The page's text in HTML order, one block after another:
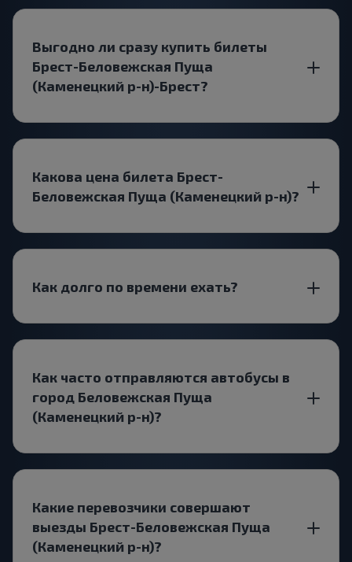
Выгодно ли сразу купить билеты
Брест-Беловежская Пуща
(Каменецкий р-н)-Брест?
Какова цена билета Брест-
Беловежская Пуща (Каменецкий р-н)?
Как долго по времени ехать?
Как часто отправляются автобусы в
город Беловежская Пуща
(Каменецкий р-н)?
Какие перевозчики совершают
выезды Брест-Беловежская Пуща
(Каменецкий р-н)?